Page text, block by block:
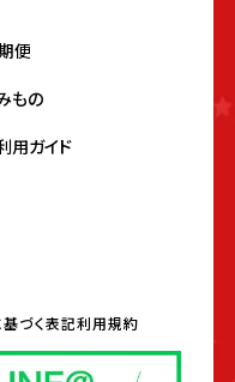
づく表記利用規約
便
もの
用ガイド